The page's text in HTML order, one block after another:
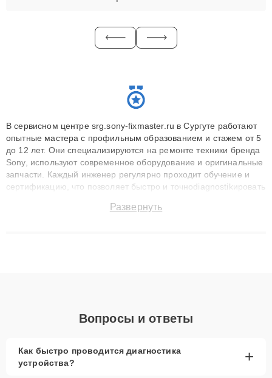
В сервисном центре srg.sony-fixmaster.ru в Сургуте работают
опытные мастера с профильным образованием и стажем от 5
до 12 лет. Они специализируются на ремонте техники бренда
Sony, используют современное оборудование и оригинальные
запчасти. Каждый инженер регулярно проходит обучение и
сертификацию, что позволяет быстро и точноdiagnostikировать
до 3 лет. Наши мастера решают сложные случаи: от замены
Развернуть
Вопросы и ответы
Как быстро проводится диагностика
устройства?
+